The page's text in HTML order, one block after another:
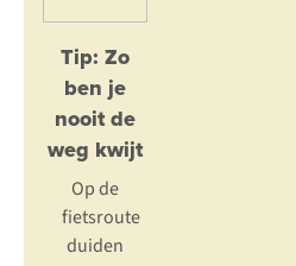
Tip: Zo
ben je
nooit de
weg kwijt
Op de
fietsroute
duiden